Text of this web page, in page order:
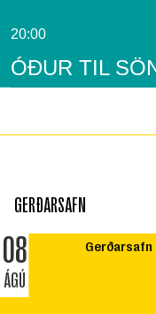
20:00
ÓÐUR TIL
GERÐARSAFN
08
ÁGÚ
Gerðarsafn